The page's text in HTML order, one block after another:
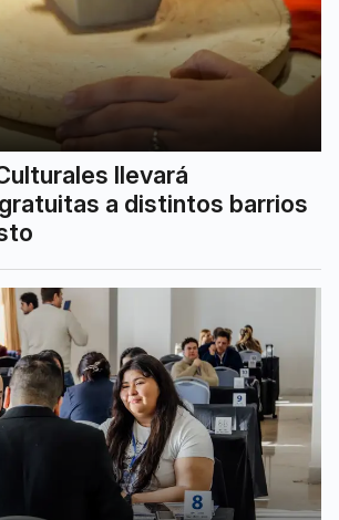
llevará
a distintos barrios